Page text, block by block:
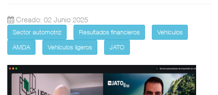
Creado: 02 Junio 2025
Sector automotriz Resultados financieros
Vehículos
AMDA
Vehículos ligeros JATO